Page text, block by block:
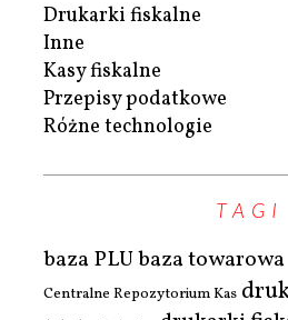
Drukarki fiskalne
Inne
Kasy fiskalne
Przepisy podatkowe
Różne technologie
TAGI
baza PLUbaza towarowa
Centralne Repozytorium Kas